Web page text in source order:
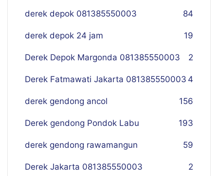
derek depok 081385550003 84
derek depok 24 jam 19
Derek Depok Margonda 081385550003 2
Derek Fatmawati Jakarta 081385550003 4
derek gendong ancol 156
Derek gendong Pondok Labu 193
derek gendong rawamangun 59
Derek Jakarta 081385550003 2